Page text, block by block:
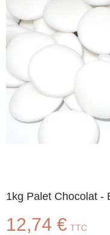
1kg Palet Chocolat -
12,74 € TTC